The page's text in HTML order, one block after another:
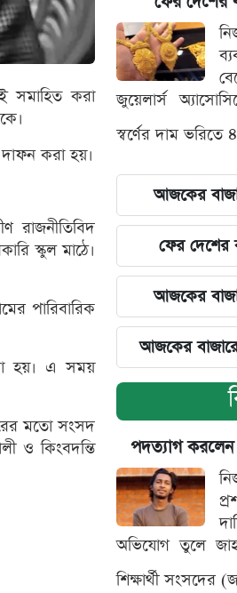
সমাহিত করা
করা হয়।
রাজনীতিবিদ
স্কুল মাঠে।
পারিবারিক
হয়। এ সময়
মতো সংসদ
ও কিংবদন্তি
জুয়েলার্স
স্বর্ণের দাম ভরিতে
আজকের
ফের দেশের
আজকের
আজকের
পদত্যাগ
অভিযোগ তুলে
শিক্ষার্থী সংসদের